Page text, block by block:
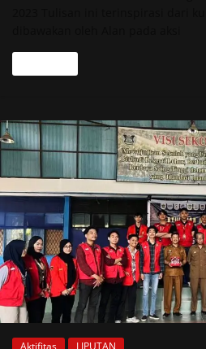
Aktifitas LIPUTAN